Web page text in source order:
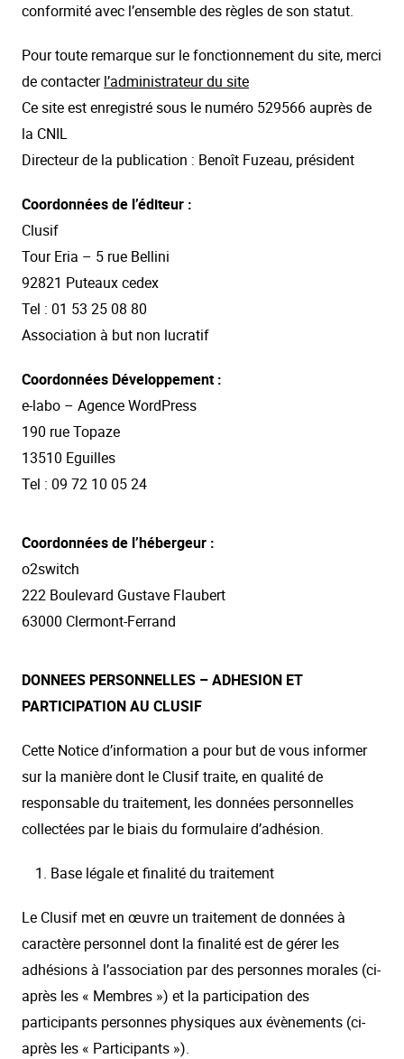
conformité avec l’ensemble des règles de son statut.
Pour toute remarque sur le fonctionnement du site, merci
de contacterl’administrateur du site
Ce site est enregistré sous le numéro 529566 auprès de
la CNIL
Directeur de la publication : Benoît Fuzeau, président
Coordonnées de l’éditeur :
Clusif
Tour Eria – 5 rue Bellini
92821 Puteaux cedex
Tel : 01 53 25 08 80
Association à but non lucratif
Coordonnées Développement :
e-labo – Agence WordPress
190 rue Topaze
13510 Eguilles
Tel : 09 72 10 05 24
Coordonnées de l’hébergeur :
o2switch
222 Boulevard Gustave Flaubert
63000 Clermont-Ferrand
DONNEES PERSONNELLES – ADHESION ET
PARTICIPATION AU CLUSIF
Cette Notice d’information a pour but de vous informer
sur la manière dont le Clusif traite, en qualité de
responsable du traitement, les données personnelles
collectées par le biais du formulaire d’adhésion.
Base légale et finalité du traitement
Le Clusif met en œuvre un traitement de données à
caractère personnel dont la finalité est de gérer les
adhésions à l’association par des personnes morales (ci-
après les « Membres ») et la participation des
participants personnes physiques aux évènements (ci-
après les « Participants »).